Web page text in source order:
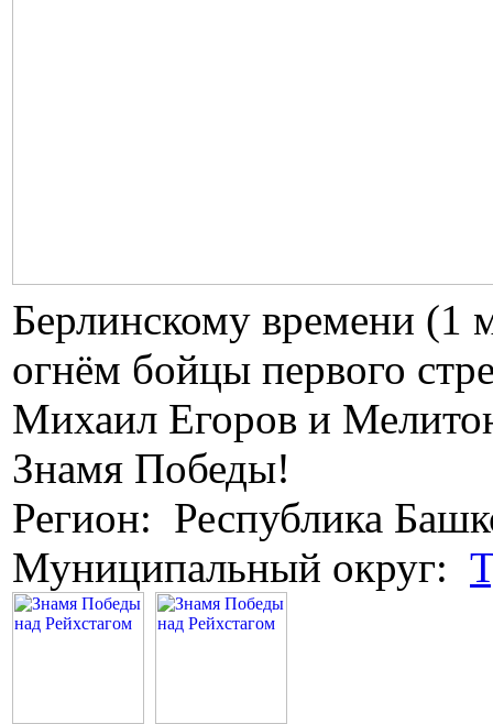
Берлинскому времени
огнём бойцы первого
Михаил Егоров и
Знамя Победы!
Регион: Республика
Муниципальный округ: